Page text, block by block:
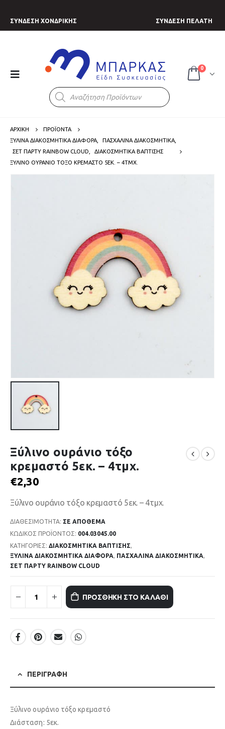
ΣΥΝΔΕΣΗ ΧΟΝΔΡΙΚΗΣ ΣΥΝΔΕΣΗ ΠΕΛΑΤΗ
Products
search
0
ΑΡΧΙΚΗ
ΠΡΟΪΟΝΤΑ
ΞΥΛΙΝΑ ΔΙΑΚΟΣΜΗΤΙΚΑ ΔΙΑΦΟΡΑ
ΠΑΣΧΑΛΙΝΑ ΔΙΑΚΟΣΜΗΤΙΚΑ
ΣΕΤ ΠΑΡΤΥ RAINBOW CLOUD
ΔΙΑΚΟΣΜΗΤΙΚΑ ΒΑΠΤΙΣΗΣ
ΞΎΛΙΝΟ ΟΥΡΆΝΙΟ ΤΌΞΟ ΚΡΕΜΑΣΤΌ 5ΕΚ. – 4ΤΜΧ.
Ξύλινο ουράνιο τόξο
κρεμαστό 5εκ. – 4τμχ.
€2,30
Ξύλινο ουράνιο τόξο κρεμαστό 5εκ. – 4τμχ.
ΔΙΑΘΕΣΙΜΌΤΗΤΑ: ΣΕ ΑΠΌΘΕΜΑ
ΚΩΔΙΚΌΣ ΠΡΟΪΌΝΤΟΣ: 004.03045.00
ΚΑΤΗΓΟΡΊΕΣ: ΔΙΑΚΟΣΜΗΤΙΚΑ ΒΑΠΤΙΣΗΣ,
ΞΥΛΙΝΑ ΔΙΑΚΟΣΜΗΤΙΚΑ ΔΙΑΦΟΡΑ, ΠΑΣΧΑΛΙΝΑ ΔΙΑΚΟΣΜΗΤΙΚΑ,
ΣΕΤ ΠΑΡΤΥ RAINBOW CLOUD
ΠΡΟΣΘΉΚΗ ΣΤΟ ΚΑΛΆΘΙ
ΠΕΡΙΓΡΑΦΉ
Ξύλινο ουράνιο τόξο κρεμαστό
Διάσταση: 5εκ.